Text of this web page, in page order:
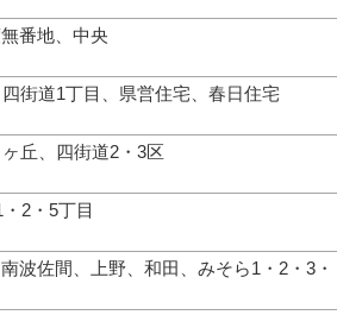
番地、中央
街道1丁目、県営住宅、春日住宅
丘、四街道2・3区
2・5丁目
波佐間、上野、和田、みそら1・2・3・